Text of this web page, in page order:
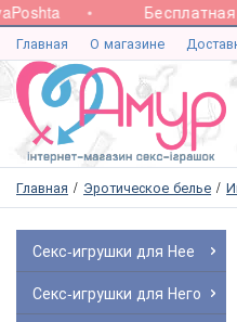
Бесплатная
Главная О магазине
Главная Эротическое белье
Секс-игрушки для Нее
Секс-игрушки для Него